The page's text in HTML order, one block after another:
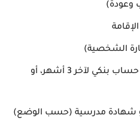
وعودة)
الشخصية)
مثل كشف حساب بنكي لآخر 3 أشهر، أو
شهادة مدرسية (حسب الوضع)